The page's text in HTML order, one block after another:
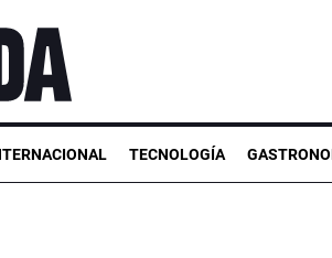
TECNOLOGÍA